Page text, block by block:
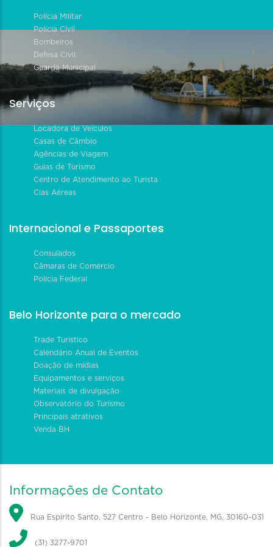
Polícia Militar
Polícia Civil
Bombeiros
Defesa Civil
Guarda Municipal
Serviços
Locadora de Veículos
Casas de Câmbio
Agências de Viagem
Guias de Turismo
Centro de Atendimento ao Turista
Cias Aéreas
Internacional e Passaportes
Consulados
Câmaras de Comércio
Polícia Federal
Belo Horizonte para o mercado
Trade Turístico
Calendário Anual de Eventos
Doação de mídias
Equipamentos e serviços
Materiais de divulgação
Observatório do Turismo
Principais atrativos
Venda BH
Informações de Contato
Rua Espírito Santo, 527 Centro - Belo Horizonte, MG, 30160-031
(31) 3277-9701